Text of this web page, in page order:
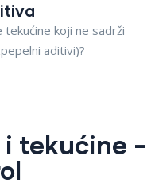
koji ne sadrži
aditivi)?
tekućine -